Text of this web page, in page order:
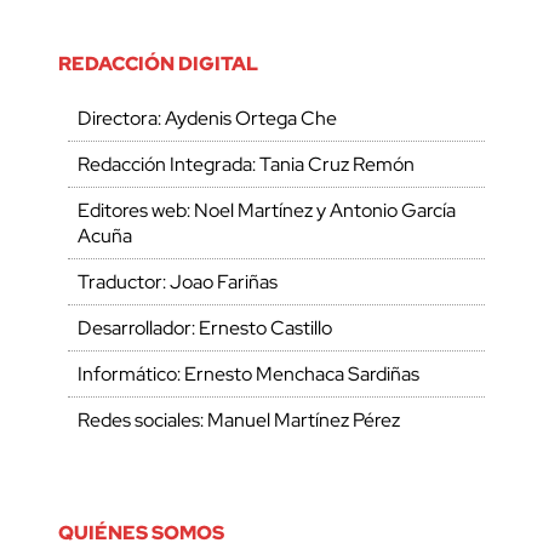
REDACCIÓN DIGITAL
Directora: Aydenis Ortega Che
Redacción Integrada: Tania Cruz Remón
Editores web: Noel Martínez y Antonio García
Acuña
Traductor: Joao Fariñas
Desarrollador: Ernesto Castillo
Informático: Ernesto Menchaca Sardiñas
Redes sociales: Manuel Martínez Pérez
QUIÉNES SOMOS